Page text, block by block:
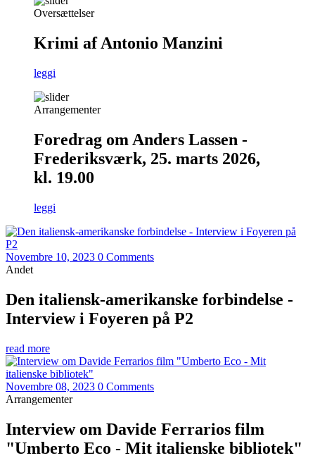
Oversættelser
Krimi af Antonio Manzini
leggi
Arrangementer
Foredrag om Anders Lassen -
Frederiksværk, 25. marts 2026,
kl. 19.00
leggi
Novembre 10, 2023 0 Comments
Andet
Den italiensk-amerikanske forbindelse -
Interview i Foyeren på P2
read more
Novembre 08, 2023 0 Comments
Arrangementer
Interview om Davide Ferrarios film
"Umberto Eco - Mit italienske bibliotek"